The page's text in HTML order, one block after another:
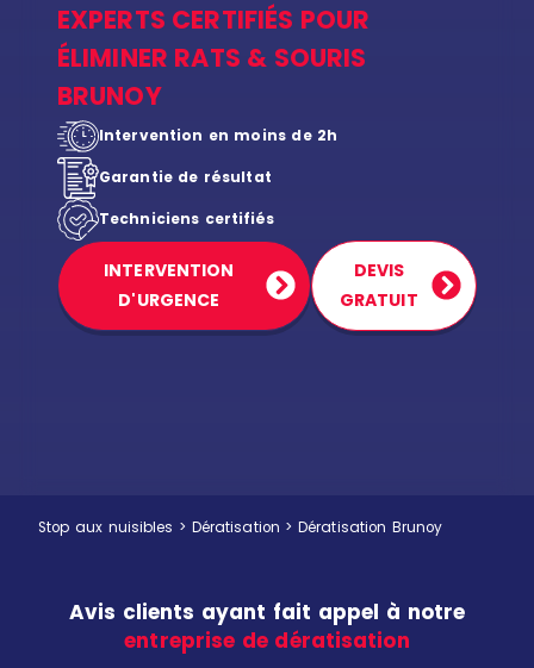
EXPERTS CERTIFIÉS POUR
ÉLIMINER RATS & SOURIS
BRUNOY
Intervention en moins de 2h
Garantie de résultat
Techniciens certifiés
INTERVENTION
D'URGENCE
DEVIS
GRATUIT
Stop aux nuisibles > Dératisation >Dératisation Brunoy
Avis clients ayant fait appel à notre
entreprise de dératisation